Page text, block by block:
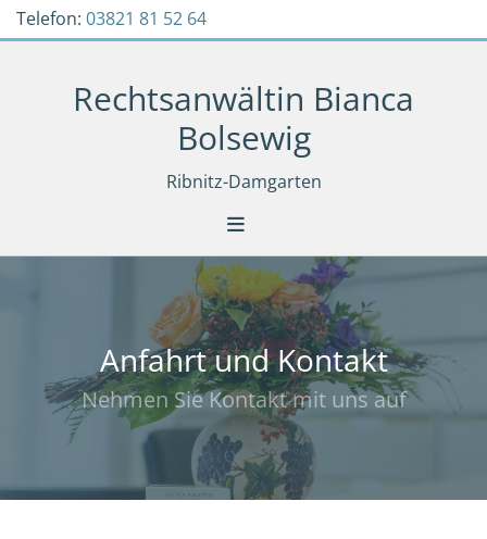
Zum Inhalt springen
Telefon: 03821 81 52 64
Rechtsanwältin Bianca
Bolsewig
Ribnitz-Damgarten
Anfahrt und Kontakt
Nehmen Sie Kontakt mit uns auf